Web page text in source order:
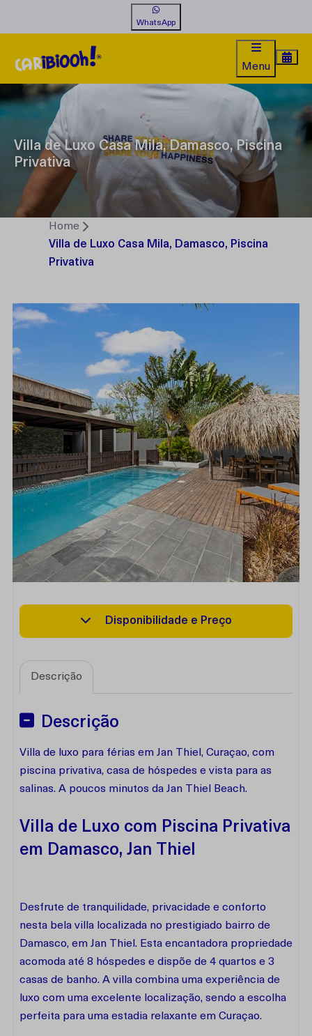
WhatsApp
Menu
Villa de Luxo Casa Mila, Damasco, Piscina
Privativa
Home
Villa de Luxo Casa Mila, Damasco, Piscina
Privativa
Disponibilidade e Preço
Descrição
Descrição
Villa de luxo para férias em Jan Thiel, Curaçao, com
piscina privativa, casa de hóspedes e vista para as
salinas. A poucos minutos da Jan Thiel Beach.
Villa de Luxo com Piscina Privativa
em Damasco, Jan Thiel
Desfrute de tranquilidade, privacidade e conforto
nesta bela villa localizada no prestigiado bairro de
Damasco, em Jan Thiel. Esta encantadora propriedade
acomoda até 8 hóspedes e dispõe de 4 quartos e 3
casas de banho. A villa combina uma experiência de
luxo com uma excelente localização, sendo a escolha
perfeita para uma estadia relaxante em Curaçao.